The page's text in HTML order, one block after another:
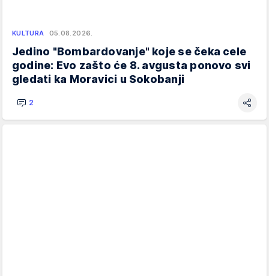
KULTURA 05.08.2026.
Jedino "Bombardovanje" koje se čeka cele
godine: Evo zašto će 8. avgusta ponovo svi
gledati ka Moravici u Sokobanji
2